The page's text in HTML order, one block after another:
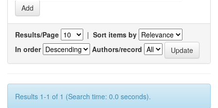
Results/Page | Sort items by
In order
Authors/record
Results 1-1 of 1 (Search time: 0.0 seconds).